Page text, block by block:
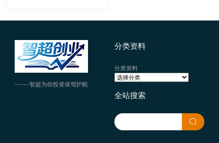
-----智超为你投资保驾护航
分类资料
分类资料
全站搜索